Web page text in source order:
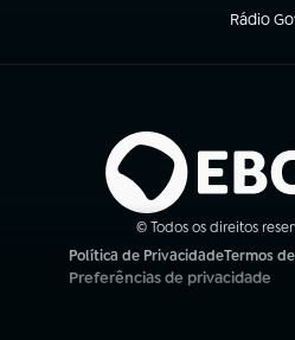
Rádio
(abre em
© Todos os direitos
Política de Privacidade
(abre em nova aba)
Termos
(abre em
Preferências de privacidade